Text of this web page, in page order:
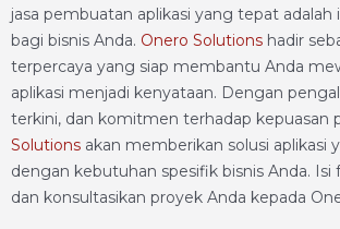
jasa pembuatan aplikasi yang tepat
bagi bisnis Anda. Onero Solutions hadir
terpercaya yang siap membantu Anda
aplikasi menjadi kenyataan. Dengan
terkini, dan komitmen terhadap kepuasan
Solutions akan memberikan solusi aplikasi
dengan kebutuhan spesifik bisnis Anda. Isi
dan konsultasikan proyek Anda kepada